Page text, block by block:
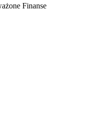
Finanse